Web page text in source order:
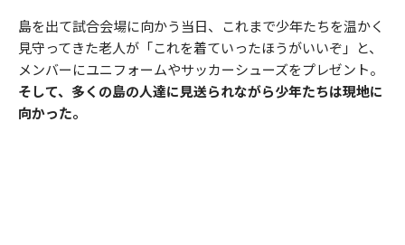
島を出て試合会場に向かう当日、これまで少年たちを温かく
見守ってきた老人が「これを着ていったほうがいいぞ」と、
メンバーにユニフォームやサッカーシューズをプレゼント。
そして、多くの島の人達に見送られながら少年たちは現地に
向かった。